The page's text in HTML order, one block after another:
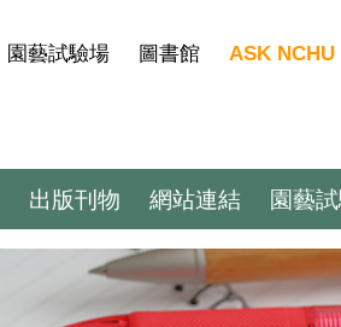
園藝試驗場 圖書館 ASK NCHU
出版刊物 網站連結 園藝